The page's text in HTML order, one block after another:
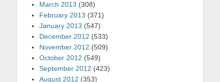
March 2013 (308)
February 2013 (371)
January 2013 (547)
December 2012 (533)
November 2012 (509)
October 2012 (549)
September 2012 (423)
August 2012 (353)